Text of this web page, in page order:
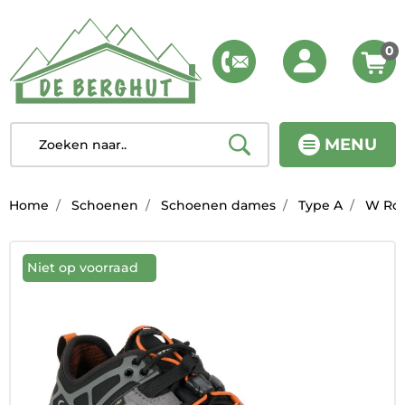
MENU
0
Home Schoenen Schoenen dames Type A W
Niet op voorraad